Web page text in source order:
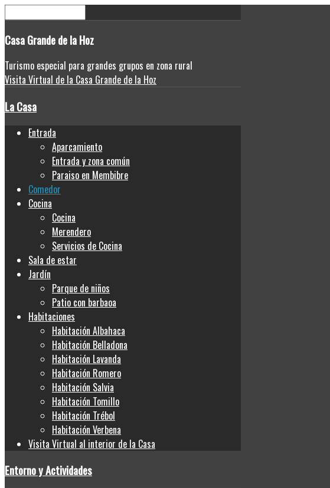
CasaGrande de la Hoz
Turismo especial para grandes grupos en zona rural
Visita Virtual de la Casa Grande de la Hoz
La Casa
Entrada
Aparcamiento
Entrada y zona común
Paraiso en Membibre
Comedor
Cocina
Cocina
Merendero
Servicios de Cocina
Sala de estar
Jardín
Parque de niños
Patio con barbaoa
Habitaciones
Habitación Albahaca
Habitación Belladona
Habitación Lavanda
Habitación Romero
Habitación Salvia
Habitación Tomillo
Habitación Trébol
Habitación Verbena
Visita Virtual al interior de la Casa
Entorno y Actividades